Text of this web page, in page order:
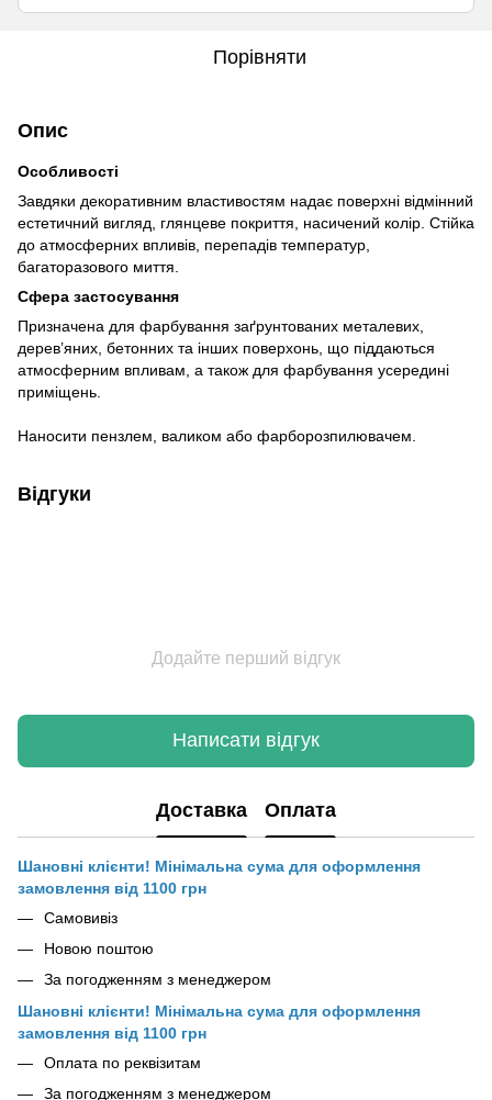
Порівняти
Опис
Особливості
Завдяки декоративним властивостям надає поверхні відмінний
естетичний вигляд, глянцеве покриття, насичений колір. Стійка
до атмосферних впливів, перепадів температур,
багаторазового миття.
Сфера застосування
Призначена для фарбування заґрунтованих металевих,
дерев’яних, бетонних та інших поверхонь, що піддаються
атмосферним впливам, а також для фарбування усередині
приміщень.
Наносити пензлем, валиком або фарборозпилювачем.
Відгуки
Додайте перший відгук
Написати відгук
Доставка Оплата
Шановні клієнти! Мінімальна сума для оформлення
замовлення від 1100 грн
Самовивіз
Новою поштою
За погодженням з менеджером
Шановні клієнти! Мінімальна сума для оформлення
замовлення від 1100 грн
Оплата по реквізитам
За погодженням з менеджером